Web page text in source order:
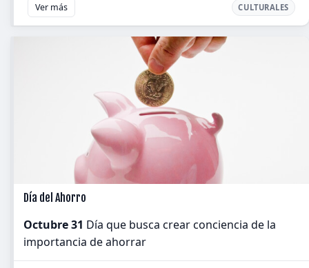
Ver más CULTURALES
Día del Ahorro
Octubre 31 Día que busca crear conciencia de la
importancia de ahorrar